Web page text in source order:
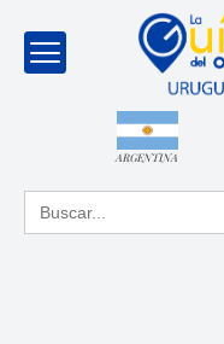
ARGENTINA
Buscar: